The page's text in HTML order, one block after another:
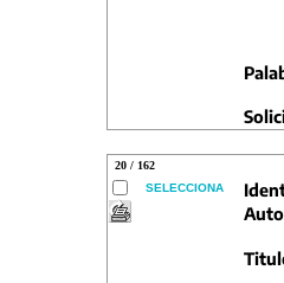
20 / 162
SELECCIONA